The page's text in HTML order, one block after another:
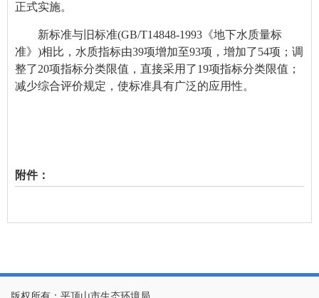
正式实施。
新标准与旧标准(GB/T14848-1993《地下水质量标
准》)相比，水质指标由39项增加至93项，增加了54项；调
整了20项指标分类限值，直接采用了19项指标分类限值；
减少综合评价规定，使标准具有广泛的应用性。
附件：